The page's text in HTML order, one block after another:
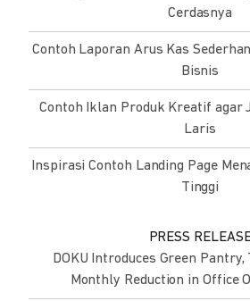
Cerdasnya
Contoh Laporan Arus Kas
Bisnis
Contoh Iklan Produk Kreatif agar
Laris
Inspirasi Contoh Landing Page
Tinggi
PRESS
DOKU Introduces Green Pantry,
Monthly Reduction in Office